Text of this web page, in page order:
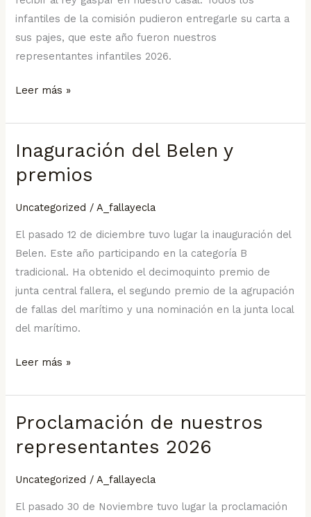
infantiles de la comisión pudieron entregarle su carta a
sus pajes, que este año fueron nuestros
representantes infantiles 2026.
Leer más »
Inaguración del Belen y
premios
Uncategorized /A_fallayecla
El pasado 12 de diciembre tuvo lugar la inauguración del
Belen. Este año participando en la categoría B
tradicional. Ha obtenido el decimoquinto premio de
junta central fallera, el segundo premio de la agrupación
de fallas del marítimo y una nominación en la junta local
del marítimo.
Inaguración
Belen
y
Leer más »
Proclamación de nuestros
representantes 2026
Uncategorized /A_fallayecla
El pasado 30 de Noviembre tuvo lugar la proclamación
Proclamación
nuestros
representantes